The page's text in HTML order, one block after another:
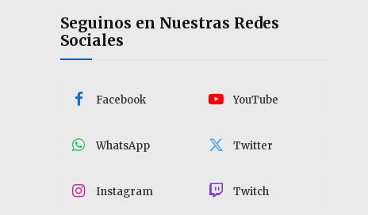
Seguinos en Nuestras Redes
Sociales
Facebook YouTube
WhatsApp Twitter
Instagram Twitch